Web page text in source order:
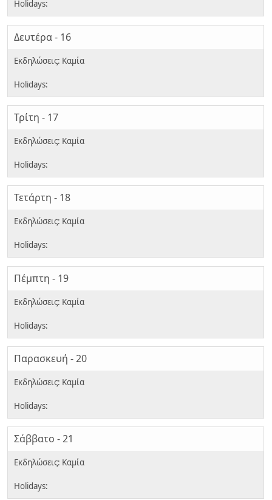
Δευτέρα - 16
Τρίτη - 17
Τετάρτη - 18
Πέμπτη - 19
Παρασκευή - 20
Σάββατο - 21